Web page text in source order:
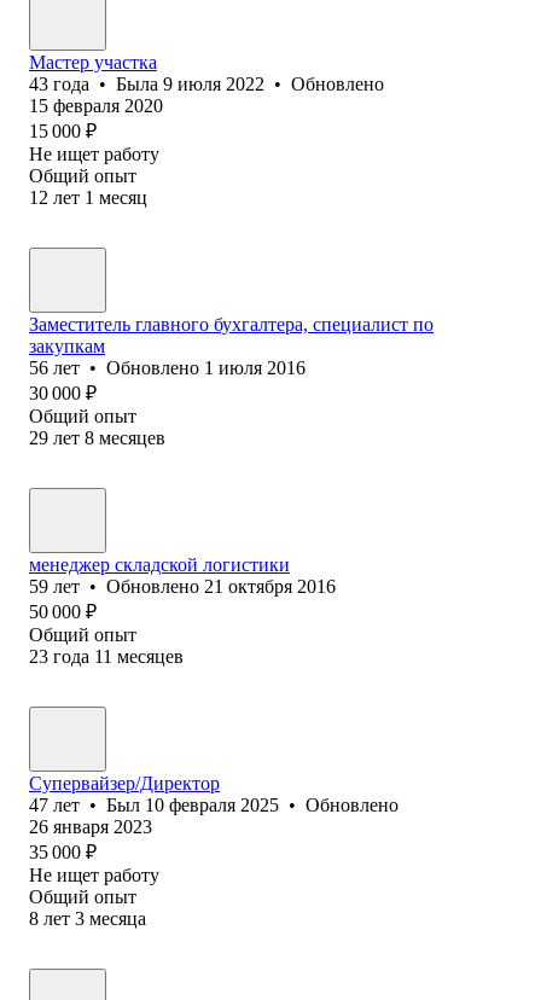
Мастер участка
43 года • Была 9 июля 2022 • Обновлено
15 февраля 2020
15 000 ₽
Не ищет работу
Общий опыт
12 лет 1 месяц
Заместитель главного бухгалтера, специалист по
закупкам
56 лет • Обновлено 1 июля 2016
30 000 ₽
Общий опыт
29 лет 8 месяцев
менеджер складской логистики
59 лет • Обновлено 21 октября 2016
50 000 ₽
Общий опыт
23 года 11 месяцев
Супервайзер/Директор
47 лет • Был 10 февраля 2025 • Обновлено
26 января 2023
35 000 ₽
Не ищет работу
Общий опыт
8 лет 3 месяца